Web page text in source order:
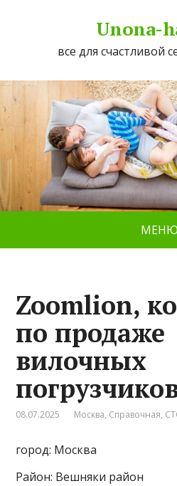
Unona-
все для счастливой
МЕНЮ
Zoomlion,
по продаже
вилочных
08.07.2025 Москва, Справочная,
город: Москва
Район: Вешняки район